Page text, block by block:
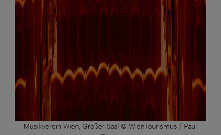
Musikverein Wien, Großer Saal © WienTourismus / Paul